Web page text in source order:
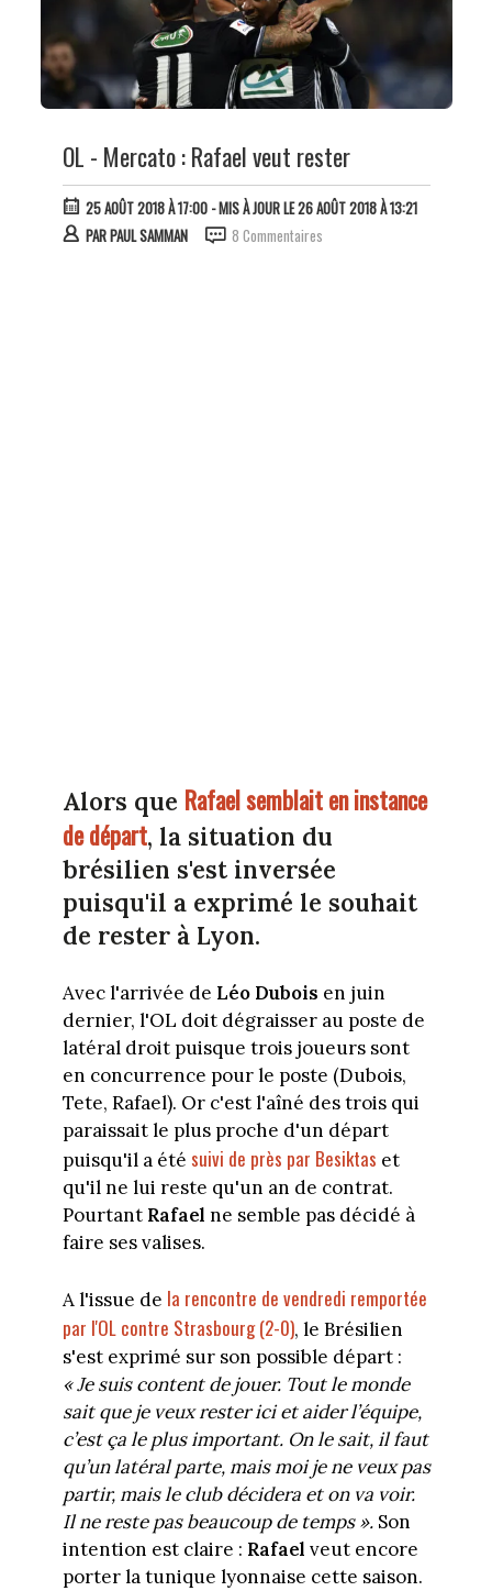
OL - Mercato : Rafael veut rester
25 AOÛT 2018 À 17:00- MIS À JOUR LE 26 AOÛT 2018 À 13:21
PARPAUL SAMMAN 8 Commentaires
Alors que Rafael semblait en instance
de départ, la situation du
brésilien s'est inversée
puisqu'il a exprimé le souhait
de rester à Lyon.
Avec l'arrivée de Léo Dubois en juin
dernier, l'OL doit dégraisser au poste de
latéral droit puisque trois joueurs sont
en concurrence pour le poste (Dubois,
Tete, Rafael). Or c'est l'aîné des trois qui
paraissait le plus proche d'un départ
puisqu'il a été suivi de près par Besiktas et
qu'il ne lui reste qu'un an de contrat.
Pourtant Rafael ne semble pas décidé à
faire ses valises.
A l'issue de la rencontre de vendredi remportée
par l'OL contre Strasbourg (2-0), le Brésilien
s'est exprimé sur son possible départ :
«Je suis content de jouer. Tout le monde
sait que je veux rester ici et aider l’équipe,
c’est ça le plus important. On le sait, il faut
qu’un latéral parte, mais moi je ne veux pas
partir, mais le club décidera et on va voir.
Il ne reste pas beaucoup de temps ». Son
intention est claire : Rafael veut encore
porter la tunique lyonnaise cette saison.